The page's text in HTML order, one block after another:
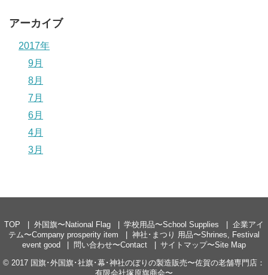
アーカイブ
2017年
9月
8月
7月
6月
4月
3月
TOP 外国旗〜National Flag 学校用品〜School Supplies
企業アイ
テム〜Company prosperity item
神社･まつり 用品〜Shrines, Festival
event good
問い合わせ〜Contact
サイトマップ〜Site Map
© 2017 国旗･外国旗･社旗･幕･神社のぼりの製造販売〜佐賀の老舗専門店：
有限会社塚原旗商会〜